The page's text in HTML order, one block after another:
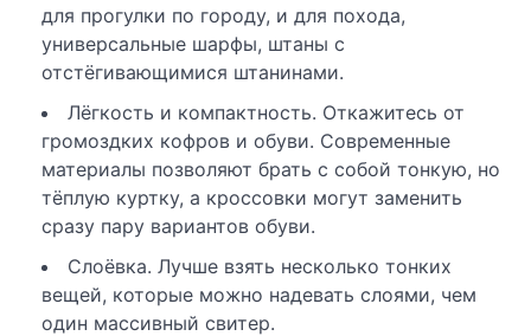
для прогулки по городу, и для похода,
универсальные шарфы, штаны с
отстёгивающимися штанинами.
Лёгкость и компактность. Откажитесь от
громоздких кофров и обуви. Современные
материалы позволяют брать с собой тонкую, но
тёплую куртку, а кроссовки могут заменить
сразу пару вариантов обуви.
Слоёвка. Лучше взять несколько тонких
вещей, которые можно надевать слоями, чем
один массивный свитер.